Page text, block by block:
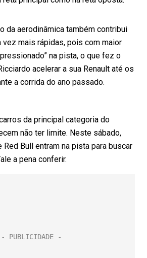
da aerodinâmica também contribui
vez mais rápidas, pois com maior
na pista, o que fez o
acelerar a sua Renault até os
a corrida do ano passado.
da principal categoria do
não ter limite. Neste sábado,
Red Bull entram na pista para buscar
a pena conferir.